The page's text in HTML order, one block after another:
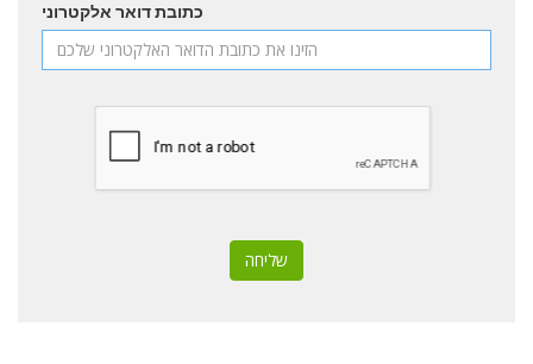
כתובת דואר אלקטרוני
שליחה